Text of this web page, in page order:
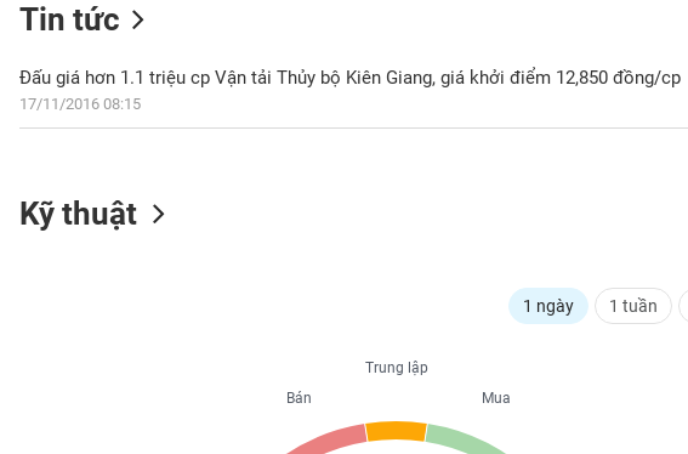
Tin tức
Đấu giá hơn 1.1 triệu cp Vận tải Thủy bộ Kiên Giang, giá khởi điểm 12,850 đồng/cp
17/11/2016 08:15
Kỹ thuật
1 ngày 1 tuần
Trung lập
Mua
Bán